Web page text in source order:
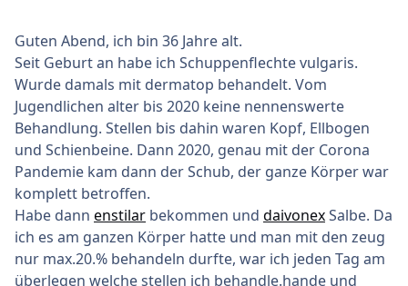
Guten Abend, ich bin 36 Jahre alt.
Seit Geburt an habe ich Schuppenflechte vulgaris.
Wurde damals mit dermatop behandelt. Vom
Jugendlichen alter bis 2020 keine nennenswerte
Behandlung. Stellen bis dahin waren Kopf, Ellbogen
und Schienbeine. Dann 2020, genau mit der Corona
Pandemie kam dann der Schub, der ganze Körper war
komplett betroffen.
Habe dann enstilar bekommen und daivonexSalbe. Da
ich es am ganzen Körper hatte und man mit den zeug
nur max.20.% behandeln durfte, war ich jeden Tag am
überlegen welche stellen ich behandle.hande und